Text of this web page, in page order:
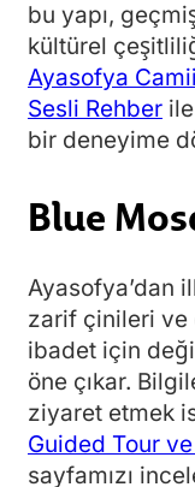
bu yapı,
kültürel
Ayasofya
Sesli Rehber
bir deneyime
Blue
Ayasofya’dan
zarif çinileri ve
ibadet için
öne çıkar.
ziyaret etmek
Guided Tour
sayfamızı